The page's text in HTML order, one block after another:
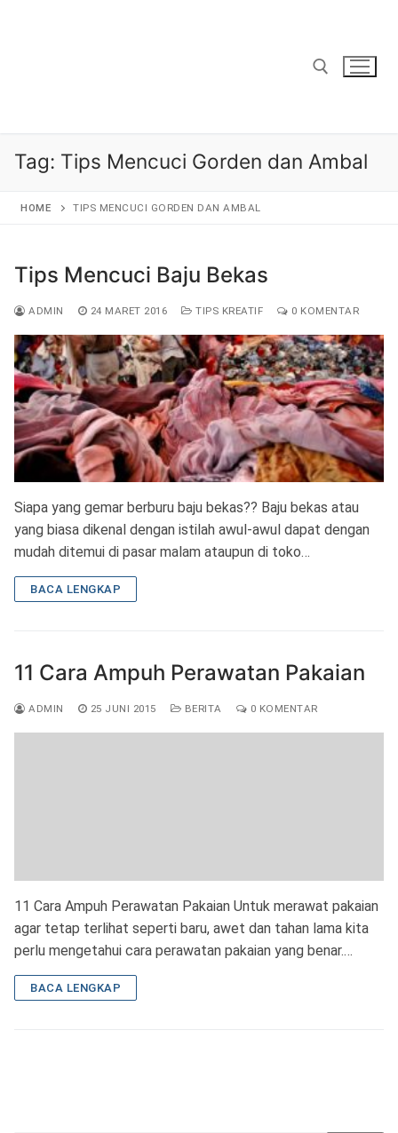
Tag: Tips Mencuci Gorden dan Ambal
HOME TIPS MENCUCI GORDEN DAN AMBAL
Tips Mencuci Baju Bekas
ADMIN 24 MARET 2016 TIPS KREATIF 0 KOMENTAR
Siapa yang gemar berburu baju bekas?? Baju bekas atau
yang biasa dikenal dengan istilah awul-awul dapat dengan
mudah ditemui di pasar malam ataupun di toko…
BACA LENGKAP
11 Cara Ampuh Perawatan Pakaian
ADMIN 25 JUNI 2015 BERITA 0 KOMENTAR
11 Cara Ampuh Perawatan Pakaian Untuk merawat pakaian
agar tetap terlihat seperti baru, awet dan tahan lama kita
perlu mengetahui cara perawatan pakaian yang benar.…
BACA LENGKAP